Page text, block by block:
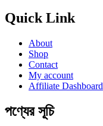
Quick Link
About
Shop
Contact
My account
Affiliate Dashboard
পণ্যের সূচি